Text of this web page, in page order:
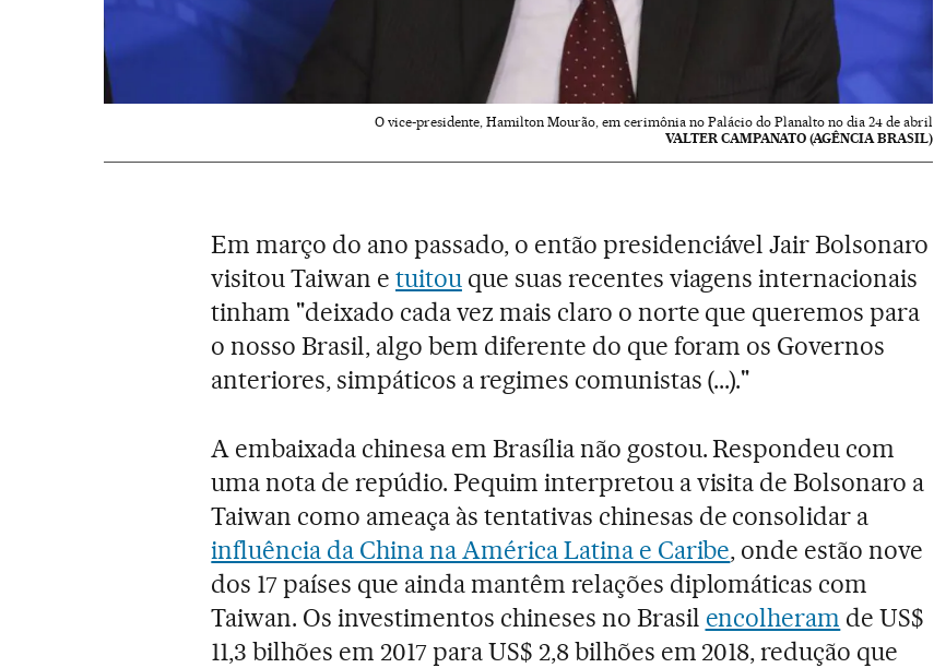
O vice-presidente, Hamilton Mourão, em cerimônia no Palácio do Planalto no dia 24 de abril
VALTER CAMPANATO (AGÊNCIA BRASIL)
Em março do ano passado, o então presidenciável Jair Bolsonaro
visitou Taiwan etuitouque suas recentes viagens internacionais
tinham "deixado cada vez mais claro o norte que queremos para
o nosso Brasil, algo bem diferente do que foram os Governos
anteriores, simpáticos a regimes comunistas (...)."
A embaixada chinesa em Brasília não gostou. Respondeu com
uma nota de repúdio. Pequim interpretou a visita de Bolsonaro a
Taiwan como ameaça às tentativas chinesas de consolidar a
influência da China na América Latina e Caribe, onde estão nove
dos 17 países que ainda mantêm relações diplomáticas com
Taiwan. Os investimentos chineses no Brasil encolheram de US$
11,3 bilhões em 2017 para US$ 2,8 bilhões em 2018, redução que